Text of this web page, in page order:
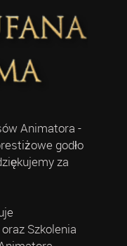
Animatora -
godło
za
Szkolenia